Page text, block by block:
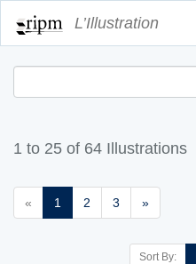
L’Illustration
1 to 25 of 64 Illustrations
« 1 2 3 »
Sort By: